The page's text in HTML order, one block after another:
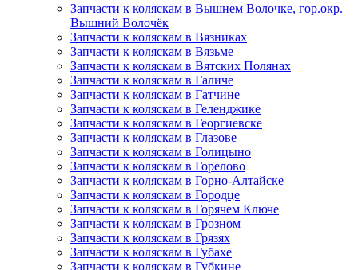
Запчасти к коляскам в Вышнем Волочке, гор.окр.
Вышний Волочёк
Запчасти к коляскам в Вязниках
Запчасти к коляскам в Вязьме
Запчасти к коляскам в Вятских Полянах
Запчасти к коляскам в Галиче
Запчасти к коляскам в Гатчине
Запчасти к коляскам в Геленджике
Запчасти к коляскам в Георгиевске
Запчасти к коляскам в Глазове
Запчасти к коляскам в Голицыно
Запчасти к коляскам в Горелово
Запчасти к коляскам в Горно-Алтайске
Запчасти к коляскам в Городце
Запчасти к коляскам в Горячем Ключе
Запчасти к коляскам в Грозном
Запчасти к коляскам в Грязях
Запчасти к коляскам в Губахе
Запчасти к коляскам в Губкине